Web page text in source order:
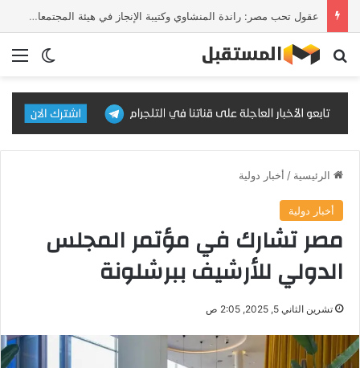
عقول تحب مصر: راندة المنشاوي وكتيبة الإنجاز في هيئة المجتمعات العمرانية
الوضع بحث عن
الرئيسية / أخبار دولية
أخبار دولية
مصر تشارك في مؤتمر المجلس
الدولي للأرشيف ببرشلونة
تشرين الثاني 5, 2025, 2:05 ص